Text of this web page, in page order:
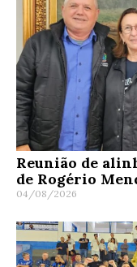
Reunião de
de Rogério
04/08/2026